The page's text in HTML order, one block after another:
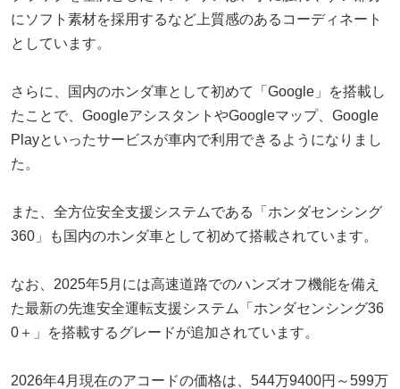
にソフト素材を採用するなど上質感のあるコーディネート
としています。
さらに、国内のホンダ車として初めて「Google」を搭載し
たことで、GoogleアシスタントやGoogleマップ、Google
Playといったサービスが車内で利用できるようになりまし
た。
また、全方位安全支援システムである「ホンダセンシング
360」も国内のホンダ車として初めて搭載されています。
なお、2025年5月には高速道路でのハンズオフ機能を備え
た最新の先進安全運転支援システム「ホンダセンシング36
0＋」を搭載するグレードが追加されています。
2026年4月現在のアコードの価格は、544万9400円～599万